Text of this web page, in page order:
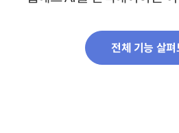
전체 기능 살펴